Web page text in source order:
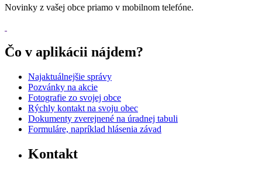
Novinky z vašej obce priamo v mobilnom telefóne.
Čo v aplikácii nájdem?
Najaktuálnejšie správy
Pozvánky na akcie
Fotografie zo svojej obce
Rýchly kontakt na svoju obec
Dokumenty zverejnené na úradnej tabuli
Formuláre, napríklad hlásenia závad
Kontakt